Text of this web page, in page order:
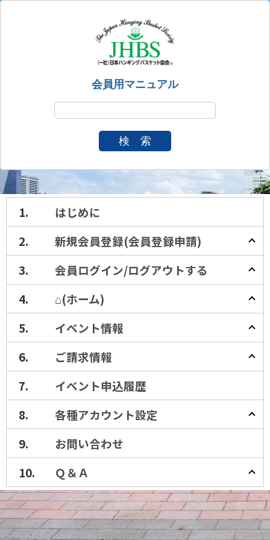
会員用マニュアル
検 索
はじめに
新規会員登録(会員登録申請)
会員ログイン/ログアウトする
⌂(ホーム)
イベント情報
ご請求情報
イベント申込履歴
各種アカウント設定
お問い合わせ
Ｑ＆Ａ